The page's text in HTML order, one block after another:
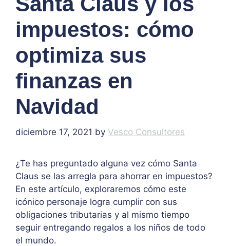
impuestos: cómo
optimiza sus
finanzas en
Navidad
diciembre 17, 2021 by Vesco Consultores
¿Te has preguntado alguna vez cómo Santa
Claus se las arregla para ahorrar en impuestos?
En este artículo, exploraremos cómo este
icónico personaje logra cumplir con sus
obligaciones tributarias y al mismo tiempo
seguir entregando regalos a los niños de todo
el mundo.